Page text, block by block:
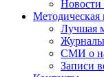
Методическая
Лучшая
Журналы
СМИ о
Записи